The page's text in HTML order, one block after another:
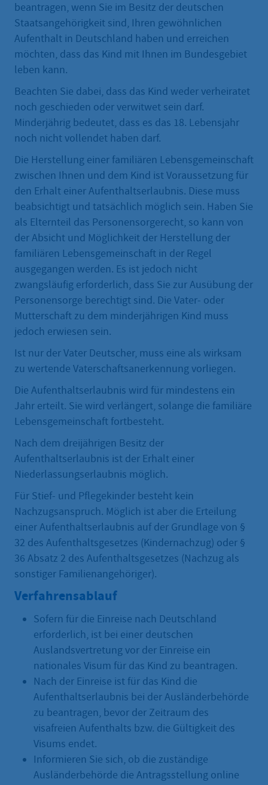
beantragen, wenn Sie im Besitz der deutschen
Staatsangehörigkeit sind, Ihren gewöhnlichen
Aufenthalt in Deutschland haben und erreichen
möchten, dass das Kind mit Ihnen im Bundesgebiet
leben kann.
Beachten Sie dabei, dass das Kind weder verheiratet
noch geschieden oder verwitwet sein darf.
Minderjährig bedeutet, dass es das 18. Lebensjahr
noch nicht vollendet haben darf.
Die Herstellung einer familiären Lebensgemeinschaft
zwischen Ihnen und dem Kind ist Voraussetzung für
den Erhalt einer Aufenthaltserlaubnis. Diese muss
beabsichtigt und tatsächlich möglich sein. Haben Sie
als Elternteil das Personensorgerecht, so kann von
der Absicht und Möglichkeit der Herstellung der
familiären Lebensgemeinschaft in der Regel
ausgegangen werden. Es ist jedoch nicht
zwangsläufig erforderlich, dass Sie zur Ausübung der
Personensorge berechtigt sind. Die Vater- oder
Mutterschaft zu dem minderjährigen Kind muss
jedoch erwiesen sein.
Ist nur der Vater Deutscher, muss eine als wirksam
zu wertende Vaterschaftsanerkennung vorliegen.
Die Aufenthaltserlaubnis wird für mindestens ein
Jahr erteilt. Sie wird verlängert, solange die familiäre
Lebensgemeinschaft fortbesteht.
Nach dem dreijährigen Besitz der
Aufenthaltserlaubnis ist der Erhalt einer
Niederlassungserlaubnis möglich.
Für Stief- und Pflegekinder besteht kein
Nachzugsanspruch. Möglich ist aber die Erteilung
einer Aufenthaltserlaubnis auf der Grundlage von §
32 des Aufenthaltsgesetzes (Kindernachzug) oder §
36 Absatz 2 des Aufenthaltsgesetzes (Nachzug als
sonstiger Familienangehöriger).
Verfahrensablauf
Sofern für die Einreise nach Deutschland
erforderlich, ist bei einer deutschen
Auslandsvertretung vor der Einreise ein
nationales Visum für das Kind zu beantragen.
Nach der Einreise ist für das Kind die
Aufenthaltserlaubnis bei der Ausländerbehörde
zu beantragen, bevor der Zeitraum des
visafreien Aufenthalts bzw. die Gültigkeit des
Visums endet.
Informieren Sie sich, ob die zuständige
Ausländerbehörde die Antragsstellung online